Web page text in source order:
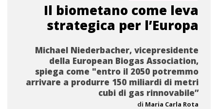
Il biometano come leva
strategica per l’Europa
Michael Niederbacher, vicepresidente
della European Biogas Association,
spiega come "entro il 2050 potremmo
arrivare a produrre 150 miliardi di metri
cubi di gas rinnovabile”
di Maria Carla Rota